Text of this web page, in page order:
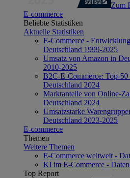
Zum
E-commerce
Beliebte Statistiken
Aktuelle Statistiken
E-Commerce -
Deutschland 1999-2025
Umsatz von Amazon in
2010-2025
B2C-E-Commerce: Top-50
Deutschland 2024
Marktanteile von Online-
Deutschland 2024
Umsatzstarke
Deutschland 2023-2025
E-commerce
Themen
Weitere Themen
E-Commerce weltweit -
KI im E-Commerce -
Top Report